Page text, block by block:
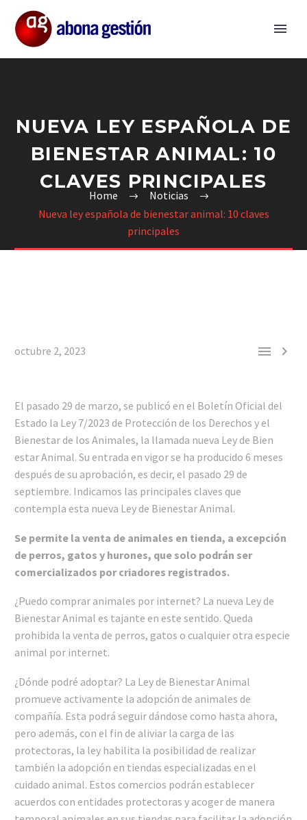
NUEVA LEY ESPAÑOLA DE
BIENESTAR ANIMAL: 10
CLAVES PRINCIPALES
Home
Noticias
Nueva ley española de bienestar animal: 10 claves
principales
 
octubre 2, 2023
El pasado 29 de marzo, se publicó en el Boletín Oficial del
Estado la Ley 7/2023 de Protección de los Derechos y el
Bienestar de los Animales, la llamada nueva Ley de Bien
estar Animal. Su entrada en vigor se ha producido 6 meses
después de su aprobación, es decir, el pasado 29 de
septiembre. Indicamos las principales claves que
contempla esta nueva Ley de Bienestar Animal.
Se permite la venta de animales en tienda, a excepción
de perros, gatos y hurones, que solo podrán ser
comercializados por criadores registrados.
¿Puedo comprar animales por internet? La nueva Ley de
Bienestar Animal es tajante en este sentido. Queda
prohibida la venta de perros, gatos o cualquier otra especie
animal por internet.
¿Dónde podré adoptar? La Ley de Bienestar Animal
promueve activamente la adopción de animales de
compañía. Esta podrá seguir dándose como hasta ahora,
pero además, con el fin de aliviar la carga de las
protectoras, la ley habilita la posibilidad de realizar
también la adopción en tiendas especializadas en el
cuidado animal. Estos comercios podrán establecer
acuerdos con entidades protectoras y acoger de manera